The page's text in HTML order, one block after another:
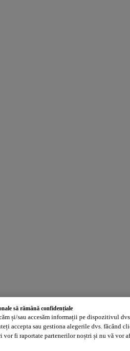
să rămână confidențiale
și/sau accesăm informații pe dispozitivul
accepta sau gestiona alegerile dvs. făcând
vor fi raportate partenerilor noștri și nu vă vor